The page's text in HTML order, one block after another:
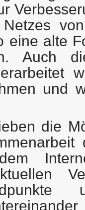
von
eine alte
Auch
und
die